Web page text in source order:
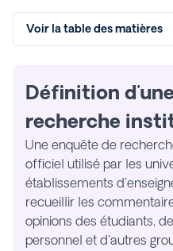
Voir la table des matières
Définition
recherche
Une enquête de
officiel utilisé par les
établissements
recueillir les
opinions des étudiants,
personnel et d'autres